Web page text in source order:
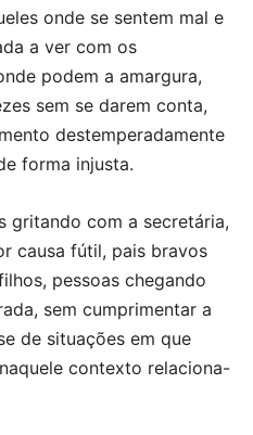
onde se sentem mal e
a ver com os
podem a amargura,
sem se darem conta,
destemperadamente
forma injusta.
gritando com a secretária,
causa fútil, pais bravos
pessoas chegando
sem cumprimentar a
de situações em que
contexto relaciona-